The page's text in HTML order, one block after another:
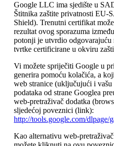
Google LLC ima sjedište u
Štitnika zaštite privatnosti EU-
Shield). Trenutni certifikat
rezultat ovog sporazuma
potonji je utvrdio odgovarajuću
tvrtke certificirane u okviru
Vi možete spriječiti Google u
generira pomoću kolačića, a
web stranice (uključujući i vašu
podataka od strane Googlea
web-pretraživač dodatka
sljedećoj poveznici (link):
http://tools.google.com/dlpage/
Kao alternativu web-